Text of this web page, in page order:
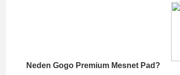
Neden Gogo Premium Mesnet Pad?